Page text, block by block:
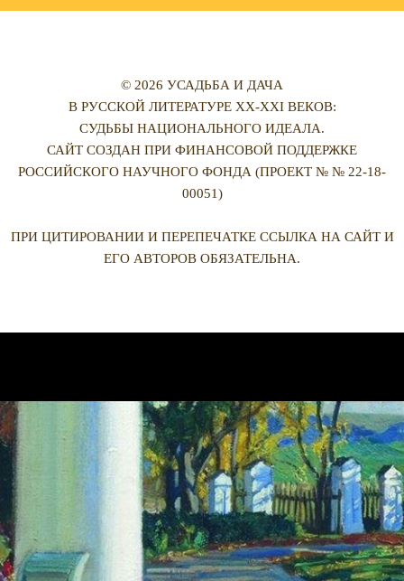
© 2026 УСАДЬБА И ДАЧА
В РУССКОЙ ЛИТЕРАТУРЕ XX-XXI ВЕКОВ:
СУДЬБЫ НАЦИОНАЛЬНОГО ИДЕАЛА.
САЙТ СОЗДАН ПРИ ФИНАНСОВОЙ ПОДДЕРЖКЕ
РОССИЙСКОГО НАУЧНОГО ФОНДА (ПРОЕКТ № № 22-18-
00051)
ПРИ ЦИТИРОВАНИИ И ПЕРЕПЕЧАТКЕ ССЫЛКА НА САЙТ И
ЕГО АВТОРОВ ОБЯЗАТЕЛЬНА.